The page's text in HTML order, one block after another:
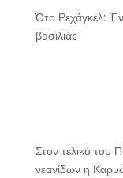
Ότο Ρεχάγκελ:
βασιλιάς
Στον τελικό του
νεανίδων η